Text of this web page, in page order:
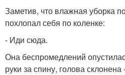
Заметив, что влажная уборка
похлопал себя по коленке:
- Иди сюда.
Она беспромедлений
руки за спину, голова